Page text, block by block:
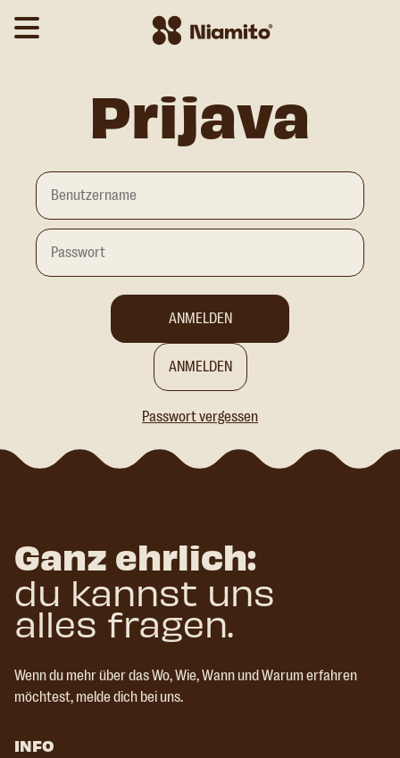
Prijava
ANMELDEN
Passwort vergessen
Ganz ehrlich:
du kannst uns
alles fragen.
Wenn du mehr über das Wo, Wie, Wann und Warum erfahren
möchtest, melde dich bei uns.
INFO